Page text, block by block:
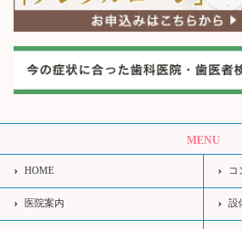
MENU
HOME コ
医院案内 設